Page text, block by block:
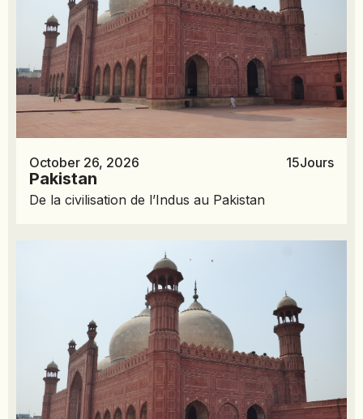
October 26, 2026 15Jours
Pakistan
De la civilisation de l’Indus au Pakistan